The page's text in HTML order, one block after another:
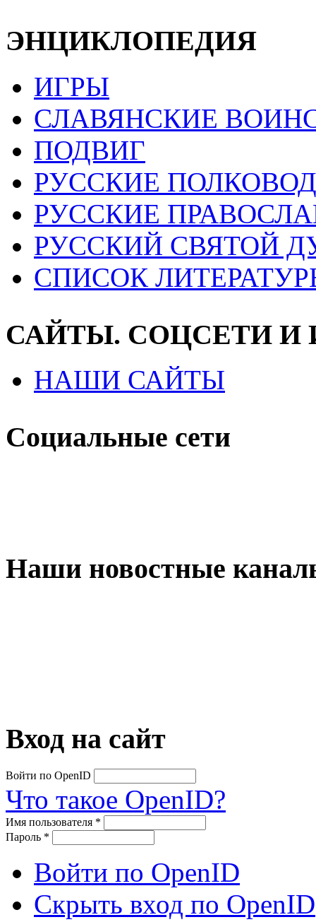
ЭНЦИКЛОПЕДИЯ
ИГРЫ
СЛАВЯНСКИЕ
ПОДВИГ
РУССКИЕ
РУССКИЕ
РУССКИЙ СВЯТОЙ
СПИСОК
САЙТЫ. СОЦСЕТИ
НАШИ САЙТЫ
Социальные сети
Наши новостные
Вход на сайт
Войти по OpenID
Что такое OpenID?
Имя пользователя *
Пароль *
Войти по OpenID
Скрыть вход по OpenID